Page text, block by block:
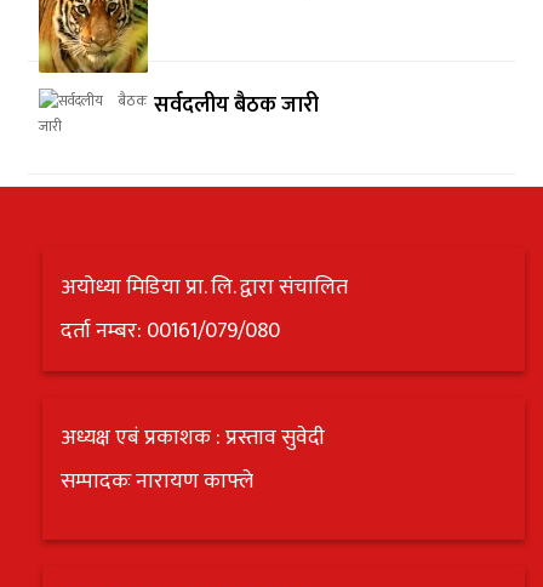
सर्वदलीय बैठक जारी
अयोध्या मिडिया प्रा. लि. द्वारा संचालित
दर्ता नम्बर: 00161/079/080
अध्यक्ष एबं प्रकाशक : प्रस्ताव सुवेदी
सम्पादकः नारायण काफ्ले